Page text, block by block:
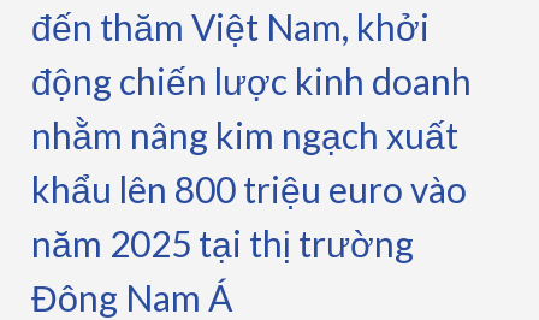
đến thăm Việt Nam, khởi
động chiến lược kinh doanh
nhằm nâng kim ngạch xuất
khẩu lên 800 triệu euro vào
năm 2025 tại thị trường
Đông Nam Á